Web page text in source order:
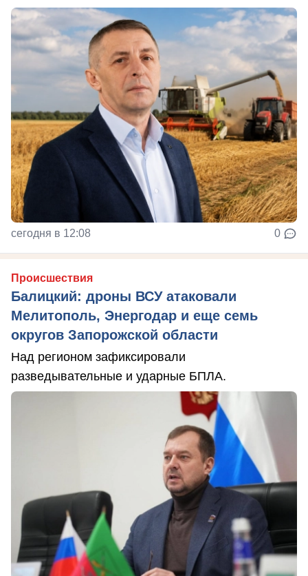
сегодня в 12:08 0
Происшествия
Балицкий: дроны ВСУ атаковали
Мелитополь, Энергодар и еще семь
округов Запорожской области
Над регионом зафиксировали
разведывательные и ударные БПЛА.